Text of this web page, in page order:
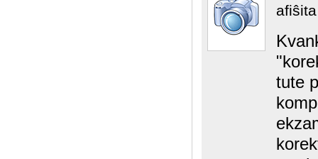
tute